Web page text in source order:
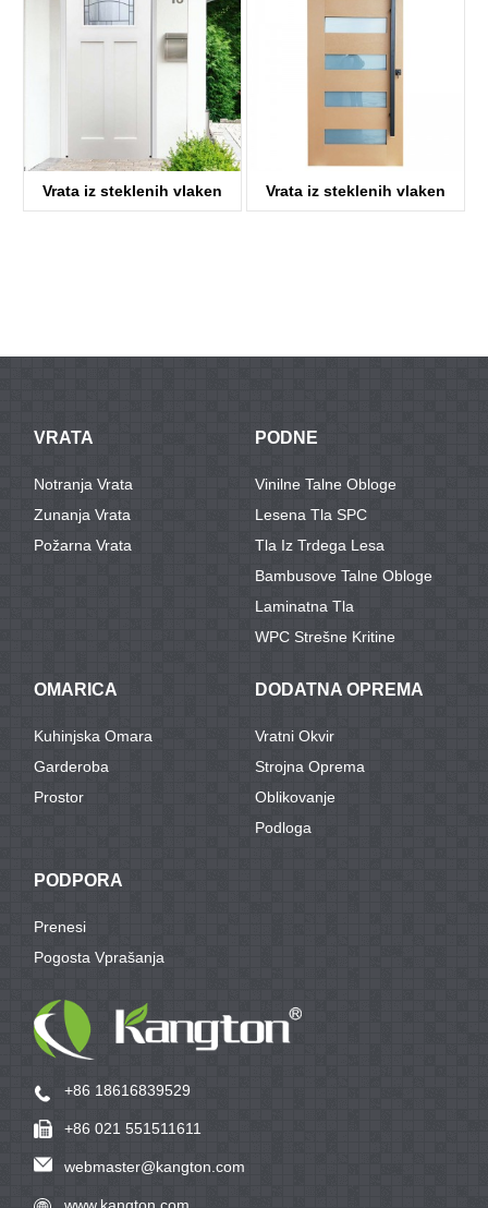
Vrata iz steklenih vlaken Vrata iz steklenih vlaken
VRATA
Notranja Vrata
Zunanja Vrata
Požarna Vrata
PODNE
Vinilne Talne Obloge
Lesena Tla SPC
Tla Iz Trdega Lesa
Bambusove Talne Obloge
Laminatna Tla
WPC Strešne Kritine
OMARICA
Kuhinjska Omara
Garderoba
Prostor
DODATNA OPREMA
Vratni Okvir
Strojna Oprema
Oblikovanje
Podloga
PODPORA
Prenesi
Pogosta Vprašanja
+86 18616839529
+86 021 551511611
webmaster@kangton.com
www.kangton.com